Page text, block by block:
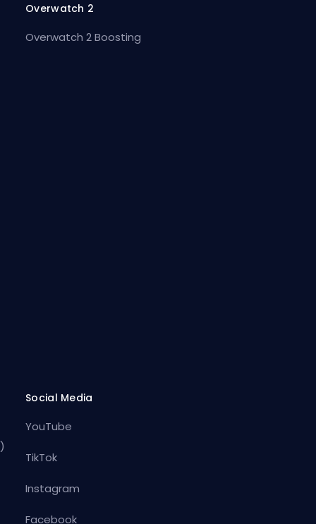
Overwatch 2
Overwatch 2 Boosting
Social Media
YouTube
TikTok
Instagram
Facebook